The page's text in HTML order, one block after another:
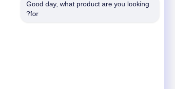
Good day, what product are you looking
for?